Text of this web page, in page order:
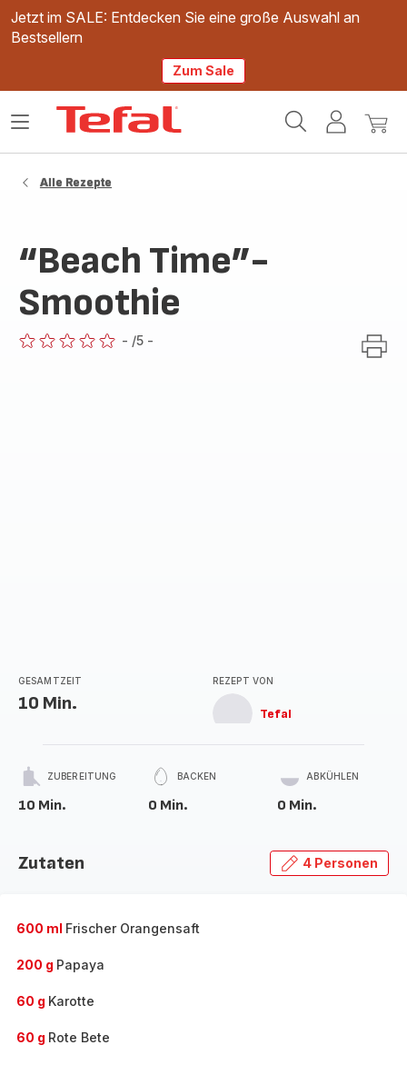
Jetzt im SALE: Entdecken Sie eine große Auswahl an
Bestsellern
Zum Sale
Mein
Mein
Das
Alle Rezepte
“Beach Time”-
Smoothie
- /5 -
GESAMTZEIT
10 Min.
REZEPT VON
Tefal
ZUBEREITUNG
10 Min.
BACKEN
0 Min.
ABKÜHLEN
0 Min.
Zutaten 4 Personen
600 ml Frischer Orangensaft
200 g Papaya
60 g Karotte
60 g Rote Bete